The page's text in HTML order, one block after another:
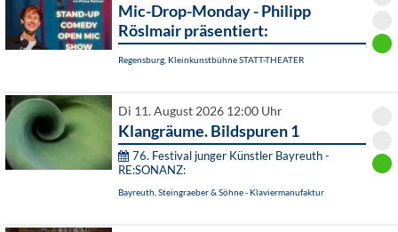
Mic-Drop-Monday - Philipp
Röslmair präsentiert:
Regensburg, Kleinkunstbühne STATT-THEATER
Di 11. August 2026 12:00 Uhr
Klangräume. Bildspuren 1
76. Festival junger Künstler Bayreuth -
RE:SONANZ:
Bayreuth, Steingraeber & Söhne - Klaviermanufaktur